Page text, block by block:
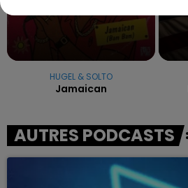
HUGEL & SOLTO
Jamaican
AUTRES PODCASTS